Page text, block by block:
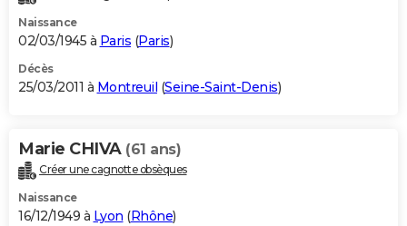
Naissance
02/03/1945 à Paris (Paris)
Décès
25/03/2011 à Montreuil (Seine-Saint-Denis)
Marie CHIVA (61 ans)
Créer une cagnotte obsèques
Naissance
16/12/1949 à Lyon (Rhône)